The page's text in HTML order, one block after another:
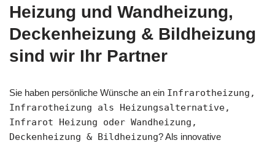
Heizung und Wandheizung,
Deckenheizung & Bildheizung
sind wir Ihr Partner
Sie haben persönliche Wünsche an ein Infrarotheizung,
Infrarotheizung als Heizungsalternative,
Infrarot Heizung oder Wandheizung,
Deckenheizung & Bildheizung? Als innovative